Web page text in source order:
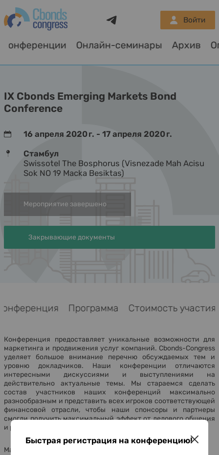
Конференции Онлайн-семинары Архив
Войти
IX Cbonds Emerging Markets Bond
Conference
16 апреля 2020 г. - 17 апреля 2020 г.
Стамбул
Swissotel The Bosphorus (Visnezade Mah Acisu
Sok NO 19 Macka Besiktas)
Мероприятие завершено
Закрывающие документы
Программа Стоимость участия
Конференция предоставляет уникальные возможности для
маркетинга и продвижения услуг компаний. Cbonds-Congress
уделяет большое внимание перечню обсуждаемых тем и
уровню докладчиков. Наши конференции отличаются
интересными дискуссиями и выступлениями на
действительно актуальные темы. Мы стараемся сделать
состав участников наших конференций максимально
разнообразным и представить всех игроков соответствующей
финансовой отрасли, чтобы наши спонсоры и партнеры
смогли получить максимальный эффект от делового общения
и рекламы на конференции.
Маркетинговый эффект от спонсорства складывается из:
Быстрая регистрация на конференцию!